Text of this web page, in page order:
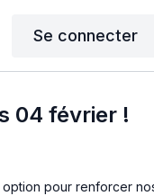
Se connecter
04 février !
pour renforcer